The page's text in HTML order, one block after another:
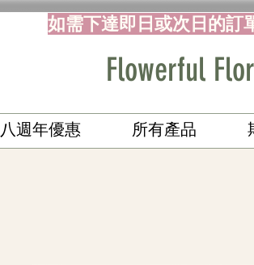
如需下達即日或次日的訂
Flowerful
八週年優惠 所有產品